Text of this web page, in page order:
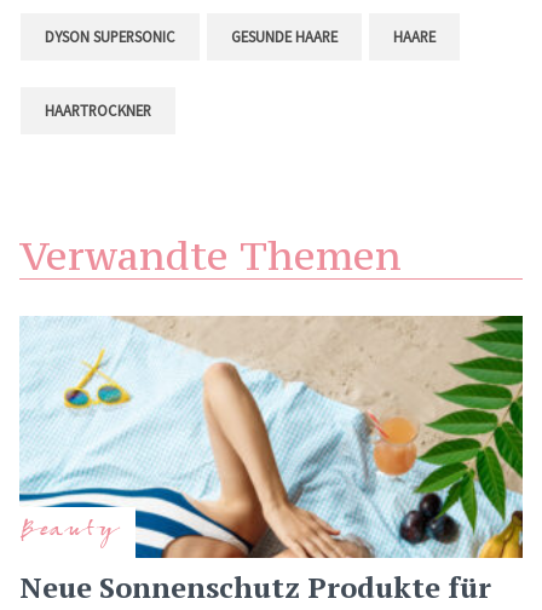
DYSON SUPERSONIC GESUNDE HAARE HAARE
HAARTROCKNER
Verwandte Themen
Beauty
Neue Sonnenschutz Produkte für